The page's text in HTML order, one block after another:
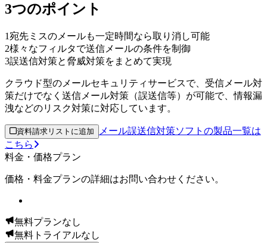
3つのポイント
1宛先ミスのメールも一定時間なら取り消し可能
2様々なフィルタで送信メールの条件を制御
3誤送信対策と脅威対策をまとめて実現
クラウド型のメールセキュリティサービスで、受信メール対
策だけでなく送信メール対策（誤送信等）が可能で、情報漏
洩などのリスク対策に対応しています。
資料請求リストに追加
メール誤送信対策ソフトの製品一覧は
こちら
料金・価格プラン
価格・料金プランの詳細はお問い合わせください。
無料プランなし
無料トライアルなし